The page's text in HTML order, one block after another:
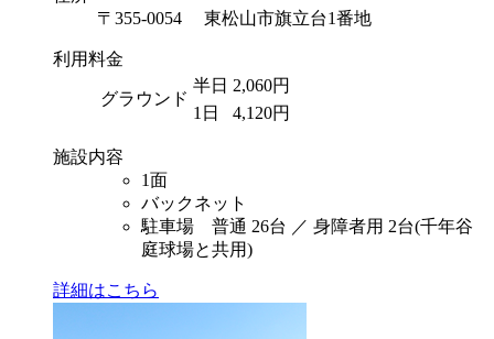
〒355-0054 東松山市旗立台1番地
利用料金
グラウンド
半日 2,060円
1日
4,120円
施設内容
1面
バックネット
駐車場 普通 26台 ／ 身障者用 2台(千年谷
庭球場と共用)
詳細はこちら